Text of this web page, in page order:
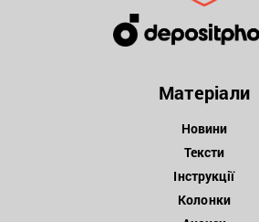
Матеріали
Новини
Тексти
Інструкції
Колонки